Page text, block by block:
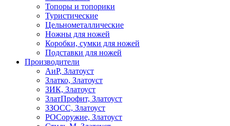
Топоры и топорики
Туристические
Цельнометаллические
Ножны для ножей
Коробки, сумки для ножей
Подставки для ножей
Производители
АиР, Златоуст
Златко, Златоуст
ЗИК, Златоуст
ЗлатПрофит, Златоуст
ЗЗОСС, Златоуст
РОСоружие, Златоуст